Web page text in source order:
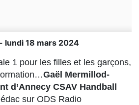
lundi 18 mars 2024
1 pour les filles et les garçons,
Gaël Mermillod-
d’Annecy CSAV Handball
sur ODS Radio